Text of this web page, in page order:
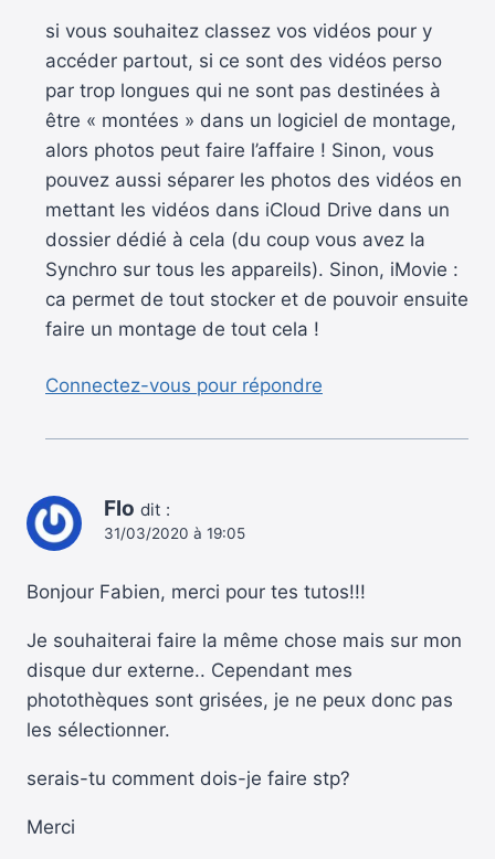
si vous souhaitez classez vos vidéos pour y
accéder partout, si ce sont des vidéos perso
par trop longues qui ne sont pas destinées à
être « montées » dans un logiciel de montage,
alors photos peut faire l’affaire ! Sinon, vous
pouvez aussi séparer les photos des vidéos en
mettant les vidéos dans iCloud Drive dans un
dossier dédié à cela (du coup vous avez la
Synchro sur tous les appareils). Sinon, iMovie :
ca permet de tout stocker et de pouvoir ensuite
faire un montage de tout cela !
Connectez-vous pour répondre
Flo dit :
31/03/2020 à 19:05
Bonjour Fabien, merci pour tes tutos!!!
Je souhaiterai faire la même chose mais sur mon
disque dur externe.. Cependant mes
photothèques sont grisées, je ne peux donc pas
les sélectionner.
serais-tu comment dois-je faire stp?
Merci